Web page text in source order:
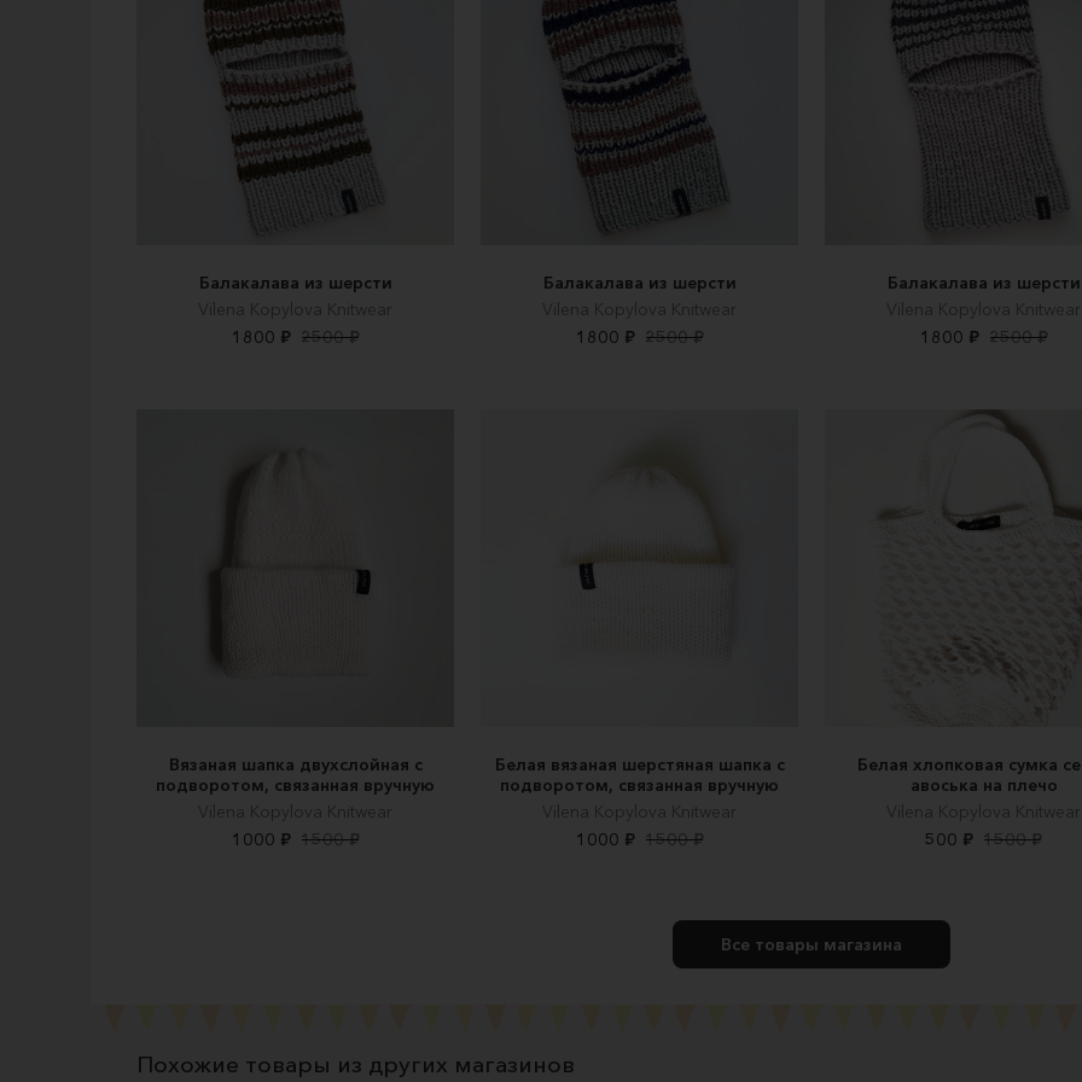
Балакалава из шерсти
Vilena Kopylova Knitwear
1800 ₽ 2500 ₽
Балакалава из шерсти
Vilena Kopylova Knitwear
1800 ₽ 2500 ₽
Балакалава из шерсти
Vilena Kopylova Knitwear
1800 ₽ 2500 ₽
Вязаная шапка двухслойная с
подворотом, связанная вручную
Vilena Kopylova Knitwear
1000 ₽ 1500 ₽
Белая вязаная шерстяная шапка с
подворотом, связанная вручную
Vilena Kopylova Knitwear
1000 ₽ 1500 ₽
Белая хлопковая сумка
авоська на плечо
Vilena Kopylova Knitwear
500 ₽ 1500 ₽
Все товары магазина
Похожие товары из других магазинов